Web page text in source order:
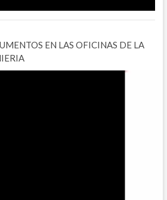
EN LAS OFICINAS DE LA